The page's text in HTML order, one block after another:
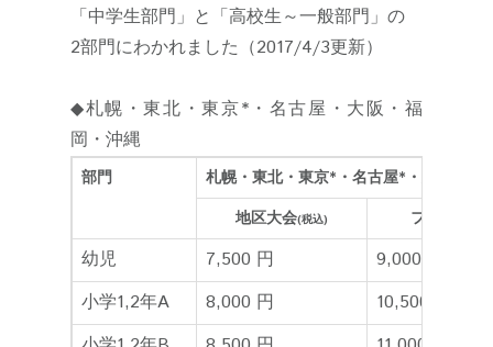
「中学生部門」と「高校生～一般部門」の
2部門にわかれました（2017/4/3更新）
◆札幌・東北・東京*・名古屋・大阪・福
岡・沖縄
部門
札幌・東北・東京*・名古屋*・大阪・福
地区大会(税込) ファイナル
幼児 7,500 円
9,000 円
小学1,2年A
8,000 円
10,500 円